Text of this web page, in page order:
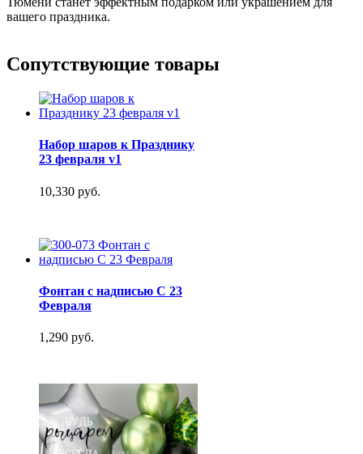
вашего праздника.
Сопутствующие товары
Набор шаров к Празднику
23 февраля v1
10,330 руб.
Фонтан с надписью C 23
Февраля
1,290 руб.